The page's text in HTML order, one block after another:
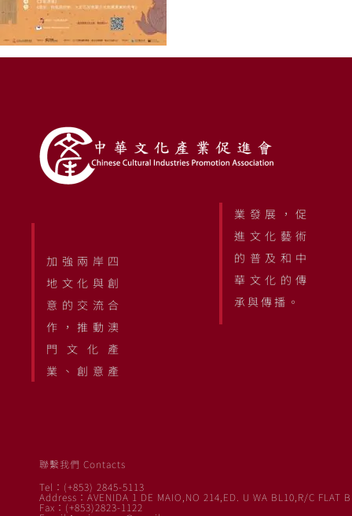
加強兩岸四
地文化與創
意的交流合
作，推動澳
門文化產
業、創意產
業發展，促
進文化藝術
的普及和中
華文化的傳
承與傳播。
聯繫我們 Contacts
Tel：(+853) 2845-5113
Address：AVENIDA 1 DE MAIO,NO 214,ED. U WA BL10,R/C FLAT B
Fax：(+853)2823-1122